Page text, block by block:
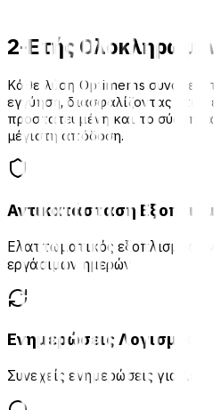
2-Ετής
Κάθε λύση Optimems
εγγύηση, διασφαλίζοντας ότι η
προστατευμένη και το σύστημά
μέγιστη απόδοση.
Αντικατάσταση
Ελαττωματικός εξοπλισμός
εργάσιμων ημερών
Ενημερώσεις Λογισμικού
Συνεχείς ενημερώσεις για